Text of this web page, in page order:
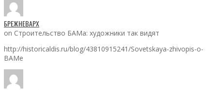
БРЕЖНЕВАРХ
on Строительство БАМа: художники так видят
http://historicaldis.ru/blog/43810915241/Sovetskaya-zhivopis-o-
BAMe